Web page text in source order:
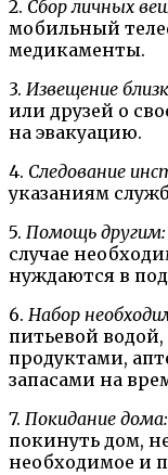
2. Сбор личных
мобильный
медикаменты.
3. Извещение
или друзей о
на эвакуацию.
4. Следование
указаниям
5. Помощь другим:
случае
нуждаются в
6. Набор
питьевой
продуктами,
запасами на
7. Покидание дома:
покинуть дом,
необходимое и